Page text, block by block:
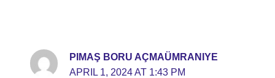
PIMAŞ BORU AÇMAÜMRANIYE
APRIL 1, 2024 AT 1:43 PM